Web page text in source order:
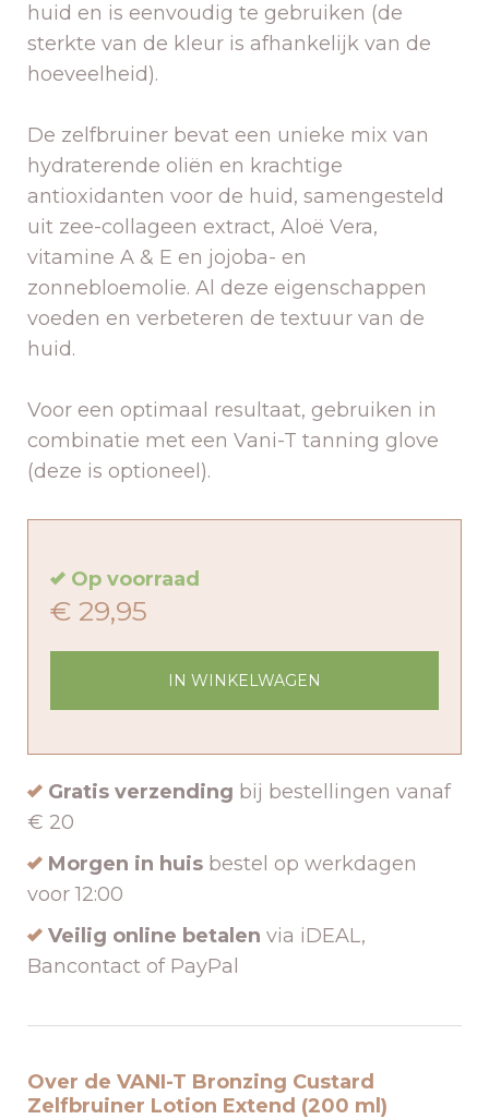
huid en is eenvoudig te gebruiken (de
sterkte van de kleur is afhankelijk van de
hoeveelheid).
De zelfbruiner bevat een unieke mix van
hydraterende oliën en krachtige
antioxidanten voor de huid, samengesteld
uit zee-collageen extract, Aloë Vera,
vitamine A & E en jojoba- en
zonnebloemolie. Al deze eigenschappen
voeden en verbeteren de textuur van de
huid.
Voor een optimaal resultaat, gebruiken in
combinatie met een Vani-T tanning glove
(deze is optioneel).
Op voorraad
€ 29,95
IN WINKELWAGEN
Gratis verzending bij bestellingen vanaf
€ 20
Morgen in huis bestel op werkdagen
voor 12:00
Veilig online betalen via iDEAL,
Bancontact of PayPal
Over de VANI-T Bronzing Custard
Zelfbruiner Lotion Extend (200 ml)